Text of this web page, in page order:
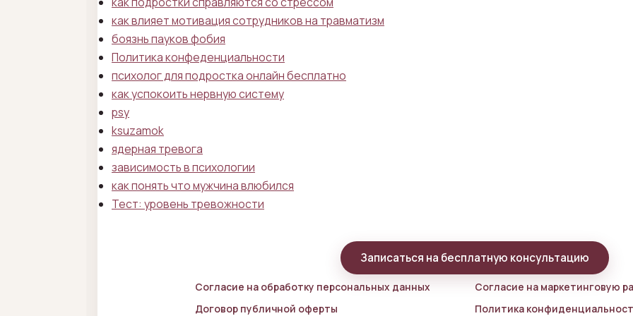
как влияет мотивация сотрудников на травматизм
боязнь пауков фобия
Политика конфеденциальности
психолог для подростка онлайн бесплатно
как успокоить нервную систему
psy
ksuzamok
ядерная тревога
зависимость в психологии
как понять что мужчина влюбился
Тест: уровень тревожности
Записаться на бесплатную консультацию
Согласие на обработку персональных данных
Согласие на маркетинговую
Договор публичной оферты
Политика